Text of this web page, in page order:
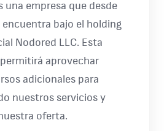
una empresa que desde
encuentra bajo el holding
Nodored LLC. Esta
aprovechar
adicionales para
nuestros servicios y
oferta.